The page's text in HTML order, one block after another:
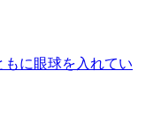
に眼球を入れてい